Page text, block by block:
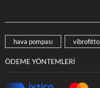
hava pompası vibrofitto
ÖDEME YÖNTEMLERI